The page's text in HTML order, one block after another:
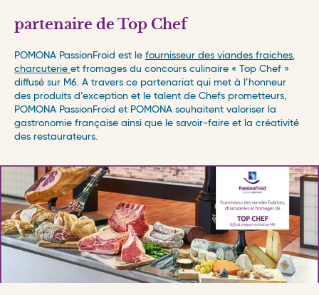
partenaire de Top Chef
POMONA PassionFroid est le fournisseur des viandes fraiches
charcuterie et fromages du concours culinaire « Top Chef »
diffusé sur M6. A travers ce partenariat qui met à l’honneur
des produits d’exception et le talent de Chefs prometteurs,
POMONA PassionFroid et POMONA souhaitent valoriser la
gastronomie française ainsi que le savoir-faire et la créativité
des restaurateurs.